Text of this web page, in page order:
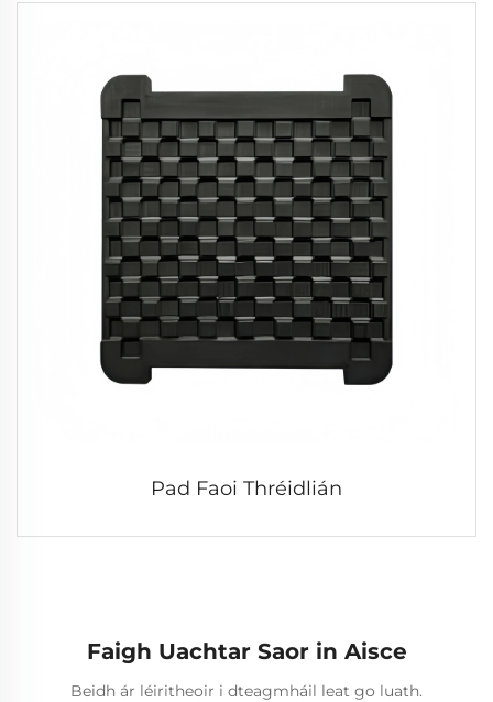
Pad Faoi Thréidlián
Faigh Uachtar Saor in Aisce
Beidh ár léiritheoir i dteagmháil leat go luath.